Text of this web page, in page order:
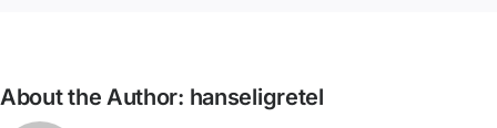
About the Author: hanseligretel